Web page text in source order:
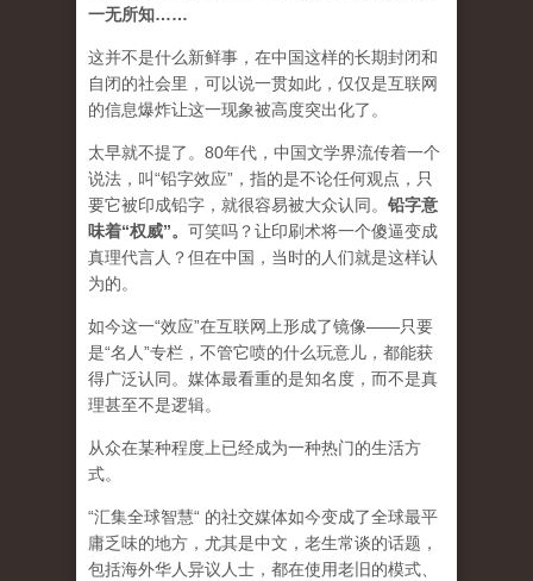
一无所知……
这并不是什么新鲜事，在中国这样的长期封闭和
自闭的社会里，可以说一贯如此，仅仅是互联网
的信息爆炸让这一现象被高度突出化了。
太早就不提了。80年代，中国文学界流传着一个
说法，叫“铅字效应”，指的是不论任何观点，只
要它被印成铅字，就很容易被大众认同。 铅字意
味着“权威”。 可笑吗？让印刷术将一个傻逼变成
真理代言人？但在中国，当时的人们就是这样认
为的。
如今这一“效应”在互联网上形成了镜像——只要
是“名人”专栏，不管它喷的什么玩意儿，都能获
得广泛认同。媒体最看重的是知名度，而不是真
理甚至不是逻辑。
从众在某种程度上已经成为一种热门的生活方
式。
“汇集全球智慧“ 的社交媒体如今变成了全球最平
庸乏味的地方，尤其是中文，老生常谈的话题，
包括海外华人异议人士，都在使用老旧的模式、